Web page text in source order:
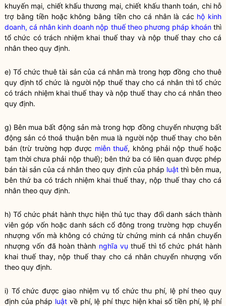
khuyến mại, chiết khấu thương mại, chiết khấu thanh toán, chi hỗ
trợ bằng tiền hoặc không bằng tiền cho cá nhân là các hộ kinh
doanh, cá nhân kinh doanh nộp thuế theo phương pháp khoánthì
tổ chức có trách nhiệm khai thuế thay và nộp thuế thay cho cá
nhân theo quy định.
e) Tổ chức thuê tài sản của cá nhân mà trong hợp đồng cho thuê
quy định tổ chức là người nộp thuếthay cho cá nhân thì tổ chức
có trách nhiệm khaithuếthay và nộpthuếthay cho cá nhân theo
quy định.
g) Bên mua bất động sản mà trong hợp đồng chuyển nhượng bất
động sản có thoả thuận bên mua là người nộp thuế thay cho bên
bán (trừ trường hợp được miễn thuế, không phải nộp thuế hoặc
tạm thời chưa phải nộp thuế); bên thứ ba có liên quan được phép
bán tài sản của cá nhân theo quy định của pháp luậtthì bên mua,
bên thứ ba có trách nhiệm khai thuế thay, nộp thuế thay cho cá
nhân theo quy định.
h) Tổ chức phát hành thực hiện thủ tục thay đổi danh sách thành
viên góp vốn hoặc danh sách cổ đông trong trường hợp chuyển
nhượng vốn mà không có chứng từ chứng minh cá nhân chuyển
nhượng vốn đã hoàn thành nghĩa vụ thuế thì tổ chức phát hành
khai thuế thay, nộp thuế thay cho cá nhân chuyển nhượng vốn
theo quy định.
i) Tổ chức được giao nhiệm vụ tổ chức thu phí, lệ phí theo quy
định của pháp luật về phí, lệ phí thực hiện khai số tiền phí, lệ phí